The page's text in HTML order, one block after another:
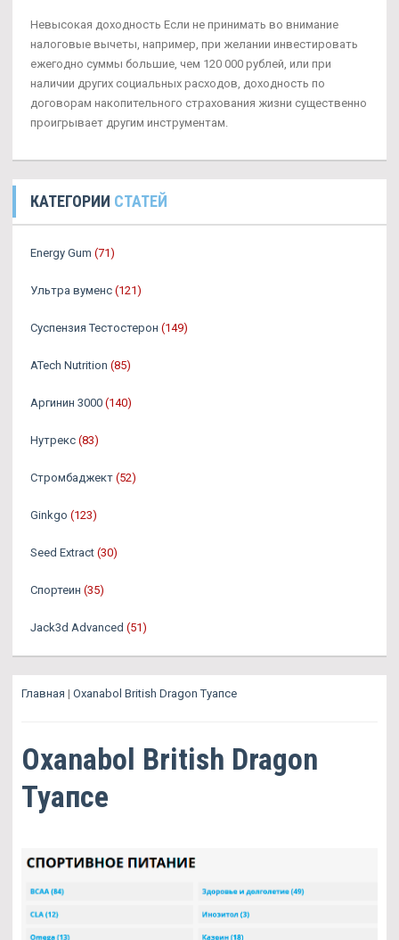
Невысокая доходность Если не принимать во внимание
налоговые вычеты, например, при желании инвестировать
ежегодно суммы большие, чем 120 000 рублей, или при
наличии других социальных расходов, доходность по
договорам накопительного страхования жизни существенно
проигрывает другим инструментам.
КАТЕГОРИИ СТАТЕЙ
Energy Gum (71)
Ультра вуменс (121)
Суспензия Тестостерон (149)
ATech Nutrition (85)
Аргинин 3000 (140)
Нутрекс (83)
Стромбаджект (52)
Ginkgo (123)
Seed Extract (30)
Спортеин (35)
Jack3d Advanced (51)
Главная | Oxanabol British Dragon Туапсе
Oxanabol British Dragon
Туапсе